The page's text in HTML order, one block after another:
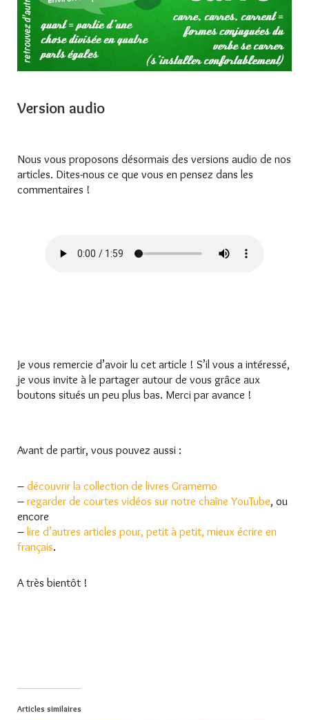
Version audio
Nous vous proposons désormais des versions audio de nos
articles. Dites-nous ce que vous en pensez dans les
commentaires !
Je vous remercie d’avoir lu cet article ! S’il vous a intéressé,
je vous invite à le partager autour de vous grâce aux
boutons situés un peu plus bas. Merci par avance !
Avant de partir, vous pouvez aussi :
– découvrir la collection de livres Gramemo
– regarder de courtes vidéos sur notre chaîne YouTube, ou
encore
– lire d’autres articles pour, petit à petit, mieux écrire en
français.
A très bientôt !
Articles similaires